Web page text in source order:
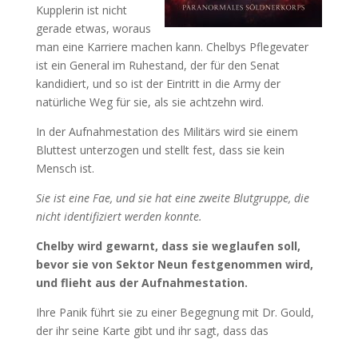
Kupplerin ist nicht
gerade etwas, woraus
man eine Karriere machen kann. Chelbys Pflegevater
ist ein General im Ruhestand, der für den Senat
kandidiert, und so ist der Eintritt in die Army der
natürliche Weg für sie, als sie achtzehn wird.
In der Aufnahmestation des Militärs wird sie einem
Bluttest unterzogen und stellt fest, dass sie kein
Mensch ist.
Sie ist eine Fae, und sie hat eine zweite Blutgruppe, die
nicht identifiziert werden konnte.
Chelby wird gewarnt, dass sie weglaufen soll,
bevor sie von Sektor Neun festgenommen wird,
und flieht aus der Aufnahmestation.
Ihre Panik führt sie zu einer Begegnung mit Dr. Gould,
der ihr seine Karte gibt und ihr sagt, dass das